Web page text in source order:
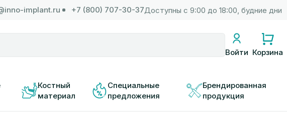
implant.ru +7 (800) 707-30-37Доступны с 9:00 до 18:00, будние дни
Войти Корзина
Костный
материал
Специальные
предложения
Брендированная
продукция